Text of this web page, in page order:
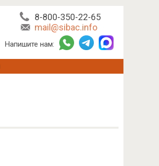
8-800-350-22-65
mail@sibac.info
Напишите нам: